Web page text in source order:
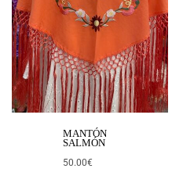
MANTÓN
SALMÓN
50.00€